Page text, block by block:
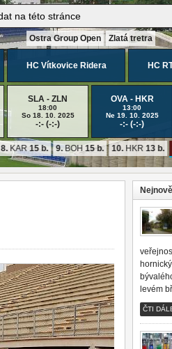
Ostra Group Open Zlatá tretra
HC Vítkovice Ridera HC
SLA - ZLN
18:00
So 18. 10. 2025
-:- (-:-)
OVA - HKR
13:00
Ne 19. 10. 2025
-:- (-:-)
KAR15 b. 9.BOH15 b. 10.HKR13 b.
levém
ČTI